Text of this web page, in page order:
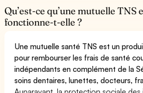
Qu’est-ce qu’une mutuelle TNS
fonctionne-t-elle ?
Une mutuelle santé TNS est un
pour rembourser les frais de santé
indépendants en complément de la
soins dentaires, lunettes, docteurs,